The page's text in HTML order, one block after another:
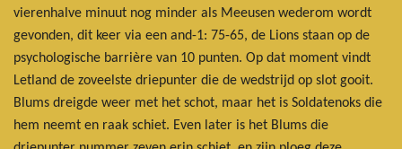
vierenhalve minuut nog minder als Meeusen wederom wordt
gevonden, dit keer via een and-1: 75-65, de Lions staan op de
psychologische barrière van 10 punten. Op dat moment vindt
Letland de zoveelste driepunter die de wedstrijd op slot gooit.
Blums dreigde weer met het schot, maar het is Soldatenoks die
hem neemt en raak schiet. Even later is het Blums die